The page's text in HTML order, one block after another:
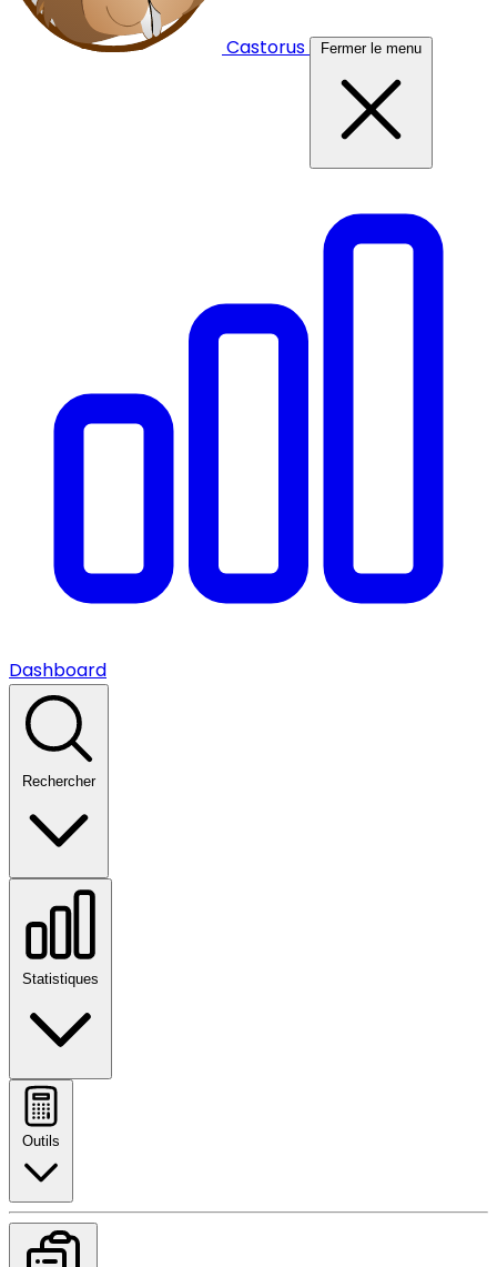
Castorus Fermer le menu
Dashboard
Rechercher
Statistiques
Outils